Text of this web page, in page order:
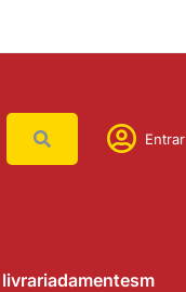
Entrar
livrariadamentesm